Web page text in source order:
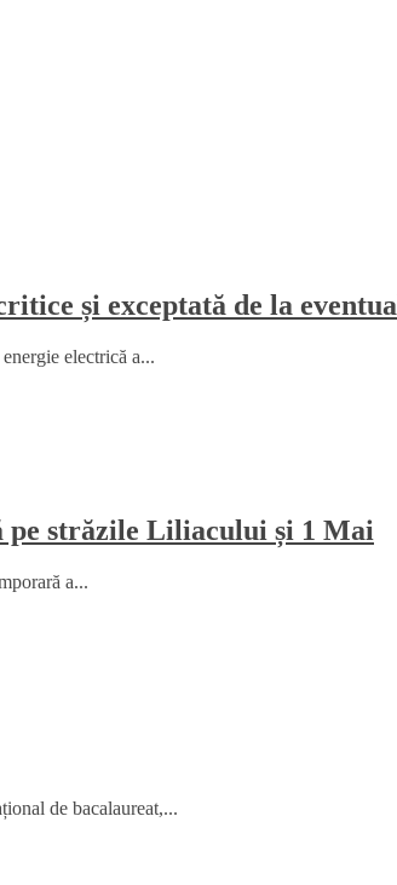
și exceptată de la
electrică a...
pe străzile Liliacului și 1 Mai
a...
de bacalaureat,...